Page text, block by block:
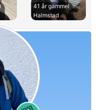
41 år gammel
Halmstad